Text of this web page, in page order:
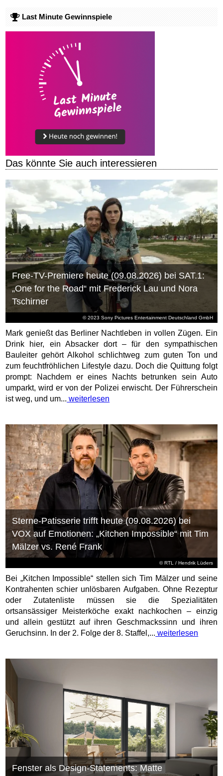
Last Minute Gewinnspiele
Das könnte Sie auch interessieren
© 2023 Sony Pictures Entertainment Deutschland GmbH
Free-TV-Premiere heute (09.08.2026) bei SAT.1:
„One for the Road“ mit Frederick Lau und Nora
Tschirner
Mark genießt das Berliner Nachtleben in vollen Zügen. Ein
Drink hier, ein Absacker dort – für den sympathischen
Bauleiter gehört Alkohol schlichtweg zum guten Ton und
zum feuchtfröhlichen Lifestyle dazu. Doch die Quittung folgt
prompt: Nachdem er eines Nachts betrunken sein Auto
umparkt, wird er von der Polizei erwischt. Der Führerschein
ist weg, und um... weiterlesen
©RTL / Hendrik Lüders
Sterne-Patisserie trifft heute (09.08.2026) bei
VOX auf Emotionen: „Kitchen Impossible“ mit Tim
Mälzer vs. René Frank
Bei „Kitchen Impossible“ stellen sich Tim Mälzer und seine
Kontrahenten schier unlösbaren Aufgaben. Ohne Rezeptur
oder Zutatenliste müssen sie die Spezialitäten
ortsansässiger Meisterköche exakt nachkochen – einzig
und allein gestützt auf ihren Geschmackssinn und ihren
Geruchsinn. In der 2. Folge der 8. Staffel,... weiterlesen
Fenster als Design-Statements: Matte